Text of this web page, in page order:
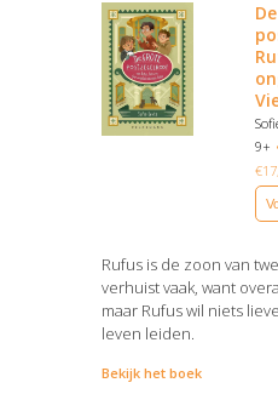
9+
€
Rufus is de zoon van
verhuist vaak, want
maar Rufus wil niets
leven leiden.
Bekijk het boek